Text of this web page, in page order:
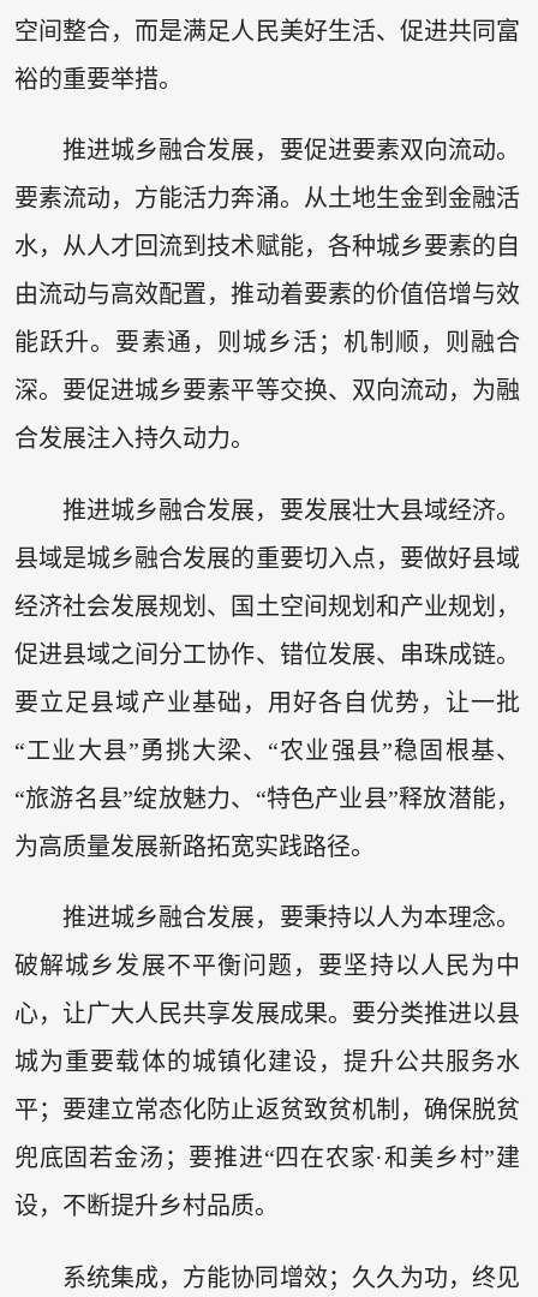
空间整合，而是满足人民美好生活、促进共同富
裕的重要举措。
推进城乡融合发展，要促进要素双向流动。
要素流动，方能活力奔涌。从土地生金到金融活
水，从人才回流到技术赋能，各种城乡要素的自
由流动与高效配置，推动着要素的价值倍增与效
能跃升。要素通，则城乡活；机制顺，则融合
深。要促进城乡要素平等交换、双向流动，为融
合发展注入持久动力。
推进城乡融合发展，要发展壮大县域经济。
县域是城乡融合发展的重要切入点，要做好县域
经济社会发展规划、国土空间规划和产业规划，
促进县域之间分工协作、错位发展、串珠成链。
要立足县域产业基础，用好各自优势，让一批
“工业大县”勇挑大梁、“农业强县”稳固根基、
“旅游名县”绽放魅力、“特色产业县”释放潜能，
为高质量发展新路拓宽实践路径。
推进城乡融合发展，要秉持以人为本理念。
破解城乡发展不平衡问题，要坚持以人民为中
心，让广大人民共享发展成果。要分类推进以县
城为重要载体的城镇化建设，提升公共服务水
平；要建立常态化防止返贫致贫机制，确保脱贫
兜底固若金汤；要推进“四在农家·和美乡村”建
设，不断提升乡村品质。
系统集成，方能协同增效；久久为功，终见